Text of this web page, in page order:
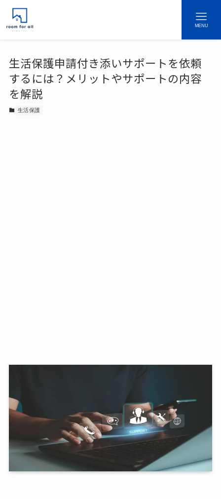
MENU
生活保護申請付き添いサポートを依頼
するには？メリットやサポートの内容
を解説
生活保護